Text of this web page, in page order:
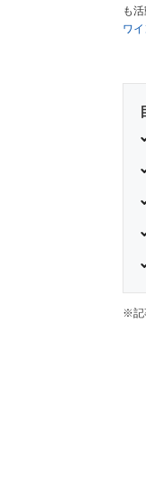
も
ワ
※記